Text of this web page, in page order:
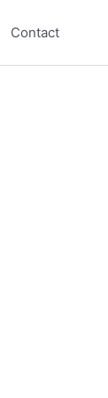
Contact